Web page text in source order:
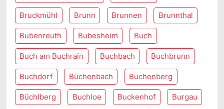
Bruckmühl Brunn Brunnen Brunnthal
Bubenreuth Bubesheim Buch
Buch am Buchrain Buchbach Buchbrunn
Buchdorf Büchenbach Buchenberg
Büchlberg Buchloe Buckenhof Burgau